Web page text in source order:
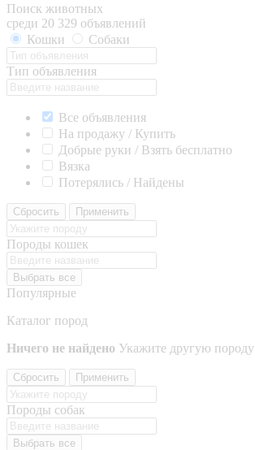
Поиск животных
среди 20 329 объявлений
Кошки
Собаки
Тип объявления
Все объявления
На продажу / Купить
Добрые руки / Взять бесплатно
Вязка
Потерялись / Найдены
Сбросить Применить
Породы кошек
Выбрать все
Популярные
Каталог пород
Ничего не найдено Укажите другую породу
Сбросить Применить
Породы собак
Выбрать все